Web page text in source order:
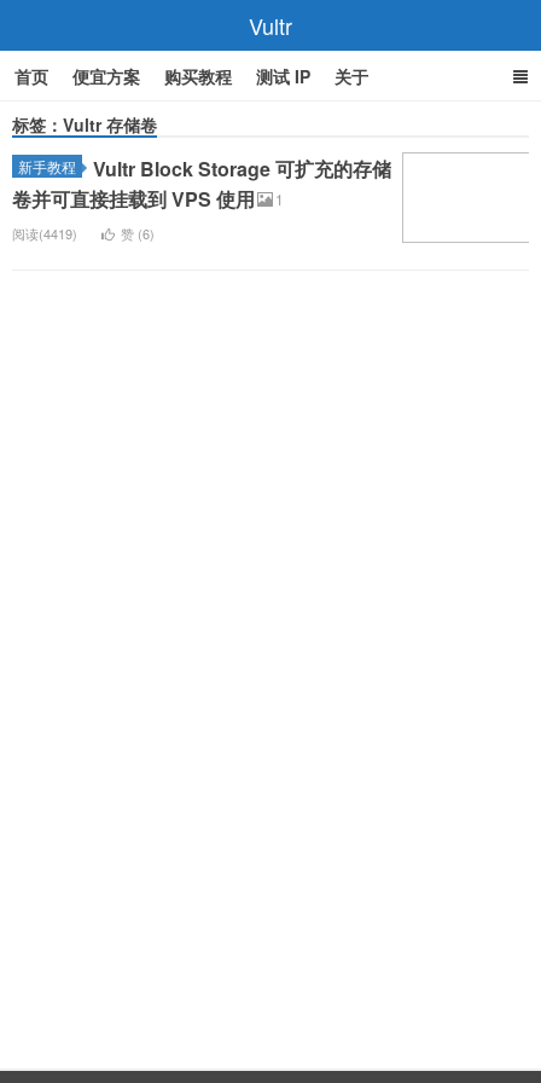
Vultr
首页 便宜方案 购买教程 测试 IP
关于
标签：Vultr 存储卷
新手教程
Vultr Block Storage 可扩充的存储
卷并可直接挂载到 VPS 使用
1
阅读(4419) 赞 (6)